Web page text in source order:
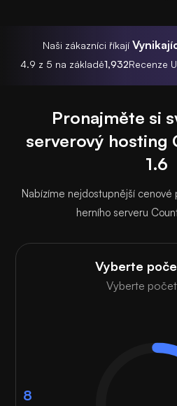
Naši zákazníci říkají
4.9 z 5 na základě1,932Recenze
Pronajměte si
serverový hosting
1.6
Nabízíme nejdostupnější cenové
herního serveru
Vyberte
Vyberte
8